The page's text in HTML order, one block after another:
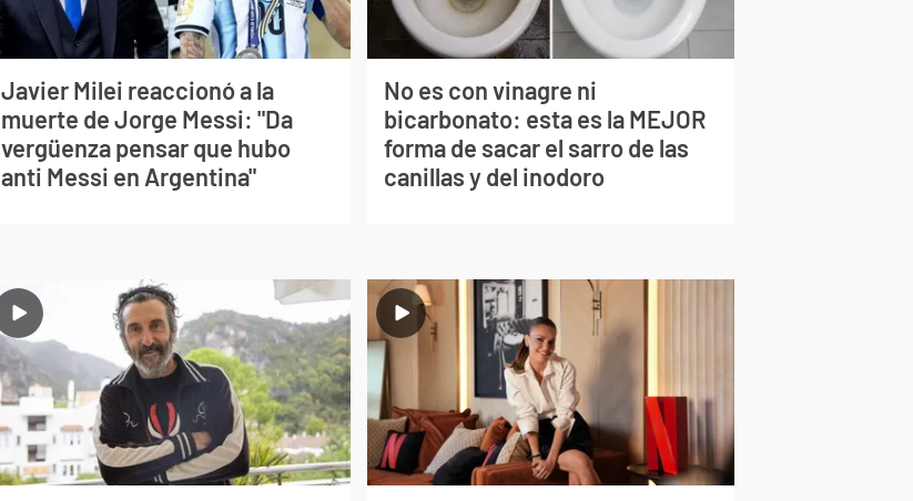
Javier Milei reaccionó a la
muerte de Jorge Messi: "Da
vergüenza pensar que hubo
anti Messi en Argentina"
No es con vinagre ni
bicarbonato: esta es la MEJOR
forma de sacar el sarro de las
canillas y del inodoro